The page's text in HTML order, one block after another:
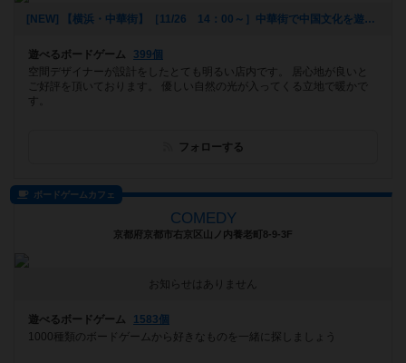
[NEW] 【横浜・中華街】［11/26 14：00～］中華街で中国文化を遊ぼう！～第１回 中国伝統ゲーム会～（2017年11月11日 17時41分）
遊べるボードゲーム
399個
空間デザイナーが設計をしたとても明るい店内です。 居心地が良いと
ご好評を頂いております。 優しい自然の光が入ってくる立地で暖かで
す。
フォローする
ボードゲームカフェ
COMEDY
京都府京都市右京区山ノ内養老町8-9-3F
お知らせはありません
遊べるボードゲーム
1583個
1000種類のボードゲームから好きなものを一緒に探しましょう